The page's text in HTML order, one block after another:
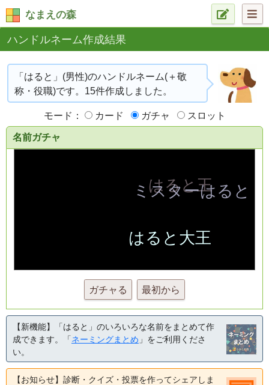
なまえの森
ハンドルネーム作成結果
「はると」(男性)のハンドルネーム(＋敬
称・役職)です。15件作成しました。
モード： カード ガチャ スロット
名前ガチャ
ガチャる 最初から
【新機能】「はると」のいろいろな名前をまとめて作
成できます。「ネーミングまとめ 」をご利用くださ
い。
【お知らせ】診断・クイズ・投票を作ってシェアしま